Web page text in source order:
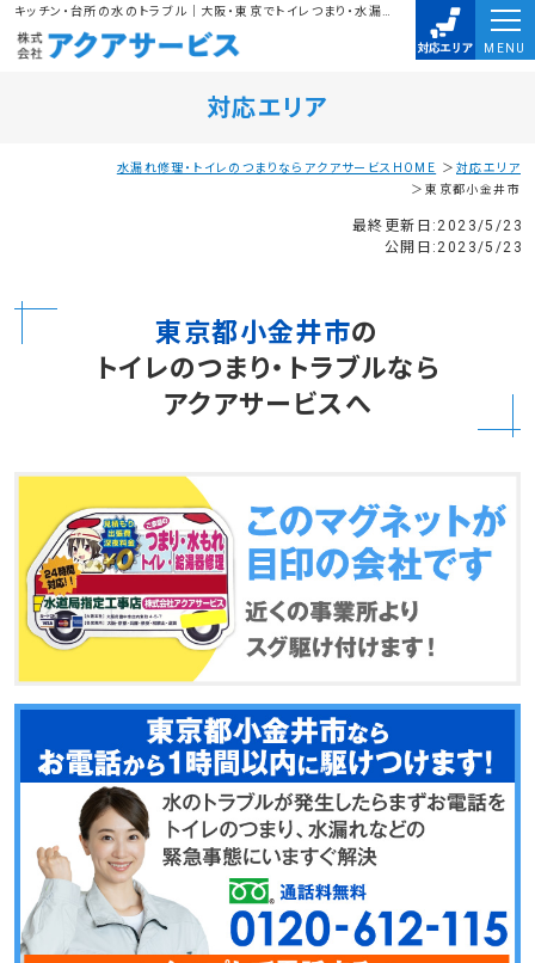
MENU
対応エリア
水漏れ修理・トイレのつまりならアクアサービスHOME
対応エリア
東京都小金井市
最終更新日:2023/5/23
公開日:2023/5/23
東京都小金井市の
トイレのつまり・トラブルなら
アクアサービスへ